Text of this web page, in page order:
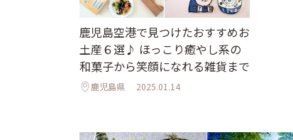
鹿児島空港で見つけたおすすめお
土産６選♪ ほっこり癒やし系の
和菓子から笑顔になれる雑貨まで
鹿児島県 2025.01.14